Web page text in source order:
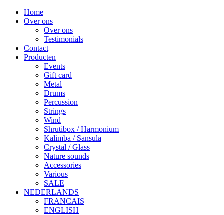
Home
Over ons
Over ons
Testimonials
Contact
Producten
Events
Gift card
Metal
Drums
Percussion
Strings
Wind
Shrutibox / Harmonium
Kalimba / Sansula
Crystal / Glass
Nature sounds
Accessories
Various
SALE
NEDERLANDS
FRANCAIS
ENGLISH